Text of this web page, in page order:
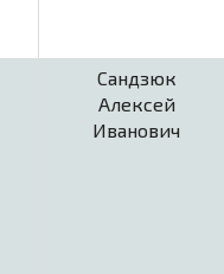
Сандзюк
Алексей
Иванович